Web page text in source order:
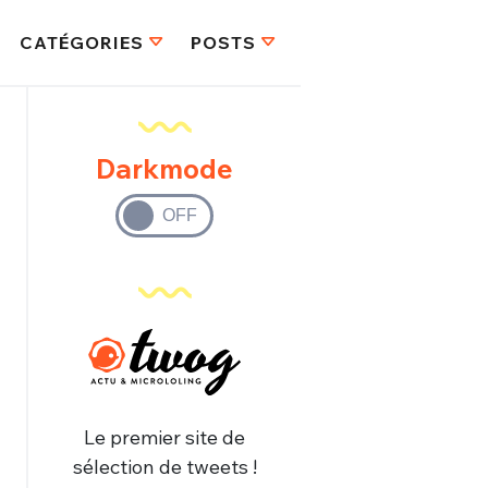
CATÉGORIES POSTS
Darkmode
Le premier site de
sélection de tweets !